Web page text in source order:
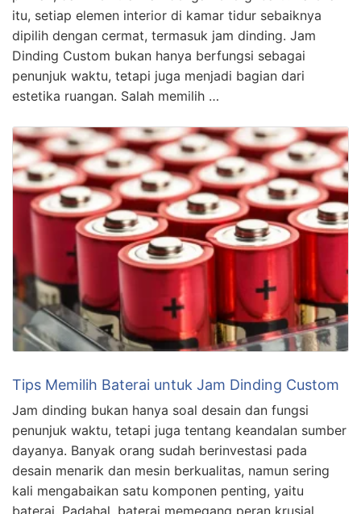
itu, setiap elemen interior di kamar tidur sebaiknya
dipilih dengan cermat, termasuk jam dinding. Jam
Dinding Custom bukan hanya berfungsi sebagai
penunjuk waktu, tetapi juga menjadi bagian dari
estetika ruangan. Salah memilih …
Tips Memilih Baterai untuk Jam Dinding Custom
Jam dinding bukan hanya soal desain dan fungsi
penunjuk waktu, tetapi juga tentang keandalan sumber
dayanya. Banyak orang sudah berinvestasi pada
desain menarik dan mesin berkualitas, namun sering
kali mengabaikan satu komponen penting, yaitu
baterai. Padahal, baterai memegang peran krusial